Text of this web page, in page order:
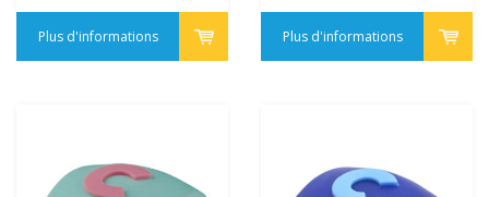
Plus d'informations Plus d'informations